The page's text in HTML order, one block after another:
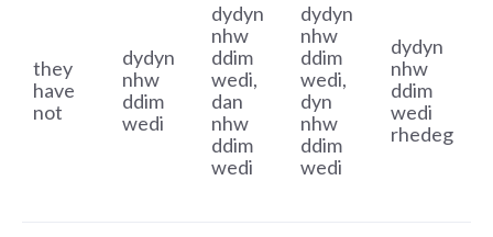
they
have
not
dydyn
nhw
ddim
wedi
dydyn
nhw
ddim
wedi,
dan
nhw
ddim
wedi
dydyn
nhw
ddim
wedi,
dyn
nhw
ddim
wedi
dydyn
nhw
ddim
wedi
rhedeg